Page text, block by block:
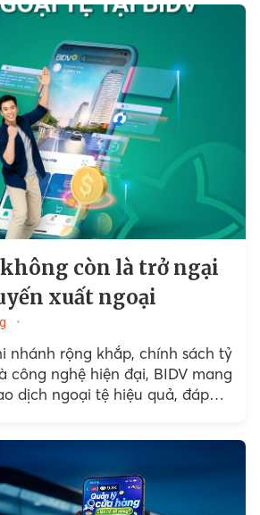
còn là trở ngại
xuất ngoại
nhánh rộng khắp, chính sách tỷ
công nghệ hiện đại, BIDV mang
dịch ngoại tệ hiệu quả, đáp